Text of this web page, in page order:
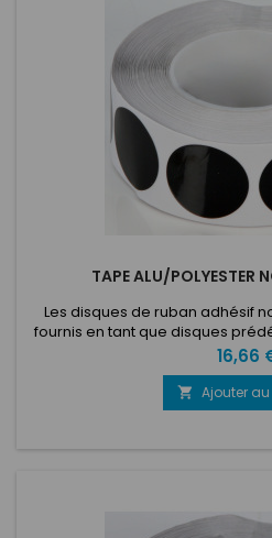
TAPE ALU/POLYESTER
Les disques de ruban adhésif
fournis en tant que disques
ou 45 mm de diamètre sur un
d'un support autocollant en
disques de ruban noir peuvent
rouleau et appliqués
Prix
16,66
 Ajouter